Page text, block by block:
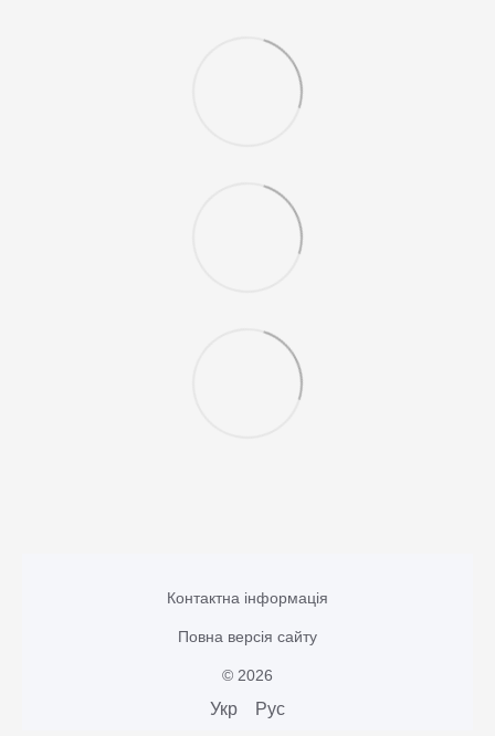
Контактна інформація
Повна версія сайту
© 2026
Укр Рус